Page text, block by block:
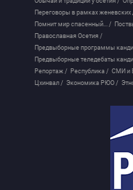
Переговоры в рамках женевских
Помнит мир спасенный... /
Православная Осетия /
Предвыборные программы
Предвыборные теледебаты
Репортаж / Республика / СМИ и
Цхинвал / Экономика РЮО /